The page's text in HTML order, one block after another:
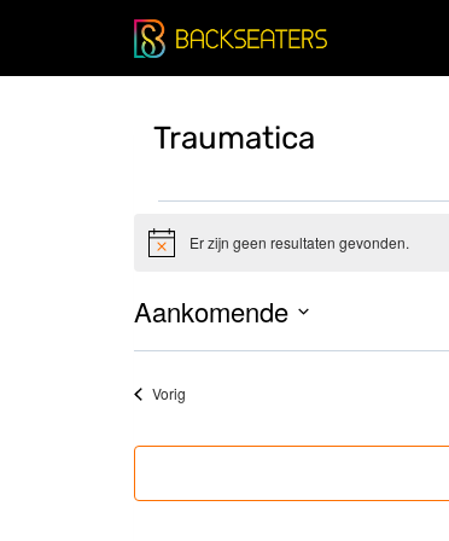
Traumatica
Evenementen
BerichtEr zijn geen resultaten gevonden.
Aankomende
Selecteer
datum
Vorig